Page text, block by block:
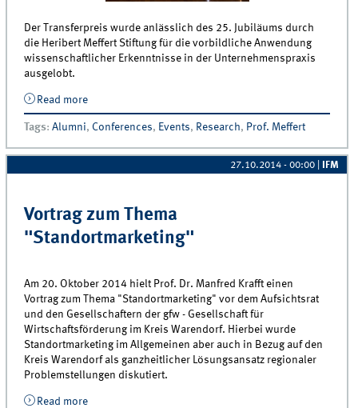
Der Transferpreis wurde anlässlich des 25. Jubiläums durch
die Heribert Meffert Stiftung für die vorbildliche Anwendung
wissenschaftlicher Erkenntnisse in der Unternehmenspraxis
ausgelobt.
Read moreabout Sieger des Transferpreises gekürt
Tags:Alumni, Conferences, Events, Research, Prof. Meffert
27.10.2014 - 00:00 IFM
Vortrag zum Thema
"Standortmarketing"
Am 20. Oktober 2014 hielt Prof. Dr. Manfred Krafft einen
Vortrag zum Thema "Standortmarketing" vor dem Aufsichtsrat
und den Gesellschaftern der gfw - Gesellschaft für
Wirtschaftsförderung im Kreis Warendorf. Hierbei wurde
Standortmarketing im Allgemeinen aber auch in Bezug auf den
Kreis Warendorf als ganzheitlicher Lösungsansatz regionaler
Problemstellungen diskutiert.
Read moreabout Vortrag zum Thema